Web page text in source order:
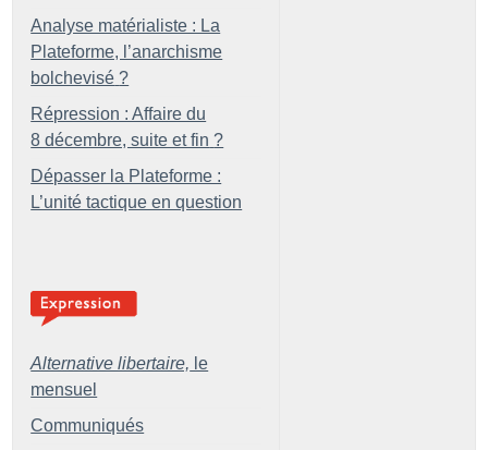
Analyse matérialiste : La
Plateforme, l’anarchisme
bolchevisé ?
Répression : Affaire du
8 décembre, suite et fin ?
Dépasser la Plateforme :
L’unité tactique en question
Alternative libertaire, le
mensuel
Communiqués